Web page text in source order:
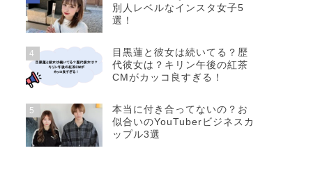
別人レベルなインスタ女子5
選！
4
目黒蓮と彼女は続いてる？歴
代彼女は？キリン午後の紅茶
CMがカッコ良すぎる！
5
本当に付き合ってないの？お
似合いのYouTuberビジネスカ
ップル3選